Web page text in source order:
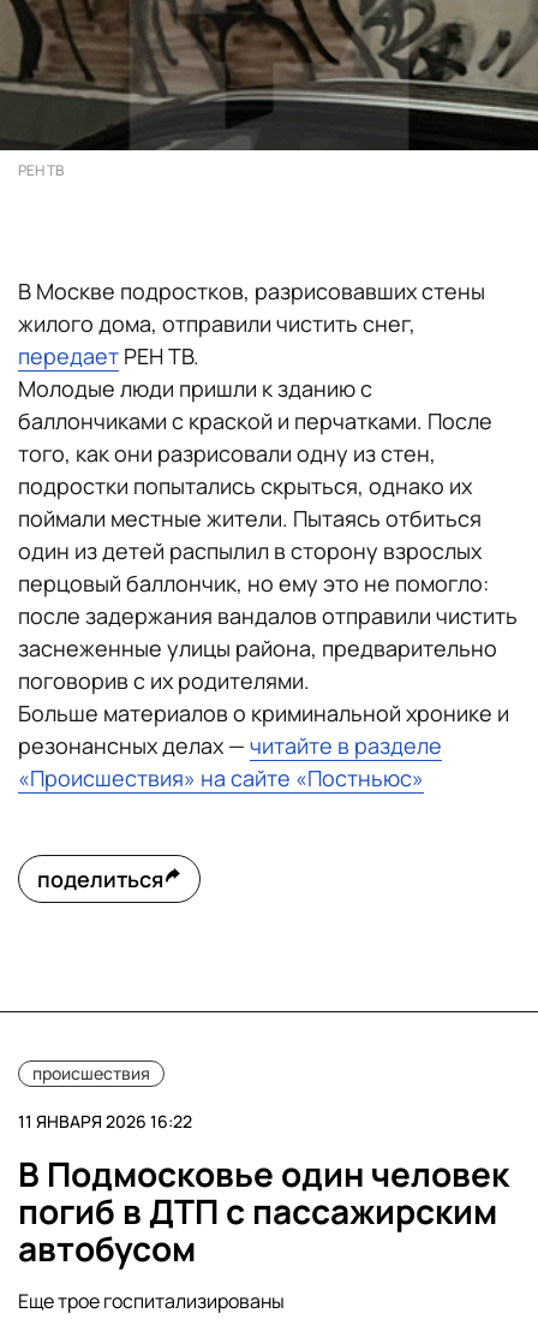
РЕН ТВ
В Москве подростков, разрисовавших стены
жилого дома, отправили чистить снег,
передает РЕН ТВ.
Молодые люди пришли к зданию с
баллончиками с краской и перчатками. После
того, как они разрисовали одну из стен,
подростки попытались скрыться, однако их
поймали местные жители. Пытаясь отбиться
один из детей распылил в сторону взрослых
перцовый баллончик, но ему это не помогло:
после задержания вандалов отправили чистить
заснеженные улицы района, предварительно
поговорив с их родителями.
Больше материалов о криминальной хронике и
резонансных делах — читайте в разделе
«Происшествия» на сайте «Постньюс»
поделиться
происшествия
11 ЯНВАРЯ 2026 16:22
В Подмосковье один человек
погиб в ДТП с пассажирским
автобусом
Еще трое госпитализированы